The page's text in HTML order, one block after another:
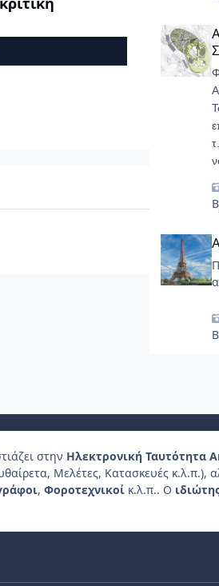
στην Ηλεκτρονική Ταυτότητα
Μελέτες, Κατασκευές κ.λ.π.),
, Φοροτεχνικοί κ.λ.π.. Ο